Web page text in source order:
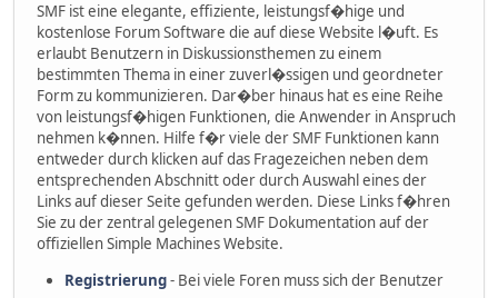
SMF ist eine elegante, effiziente, leistungsf�hige und
kostenlose Forum Software die auf diese Website l�uft. Es
erlaubt Benutzern in Diskussionsthemen zu einem
bestimmten Thema in einer zuverl�ssigen und geordneter
Form zu kommunizieren. Dar�ber hinaus hat es eine Reihe
von leistungsf�higen Funktionen, die Anwender in Anspruch
nehmen k�nnen. Hilfe f�r viele der SMF Funktionen kann
entweder durch klicken auf das Fragezeichen neben dem
entsprechenden Abschnitt oder durch Auswahl eines der
Links auf dieser Seite gefunden werden. Diese Links f�hren
Sie zu der zentral gelegenen SMF Dokumentation auf der
offiziellen Simple Machines Website.
Registrierung- Bei viele Foren muss sich der Benutzer